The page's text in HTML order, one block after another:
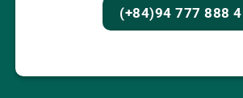
(+84)94 777 888 4